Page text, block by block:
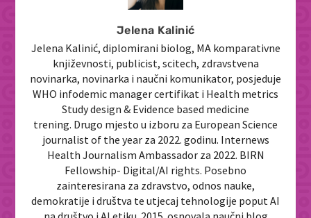
Jelena Kalinić
Jelena Kalinić, diplomirani biolog, MA komparativne
književnosti, publicist, scitech, zdravstvena
novinarka, novinarka i naučni komunikator, posjeduje
WHO infodemic manager certifikat i Health metrics
Study design & Evidence based medicine
trening. Drugo mjesto u izboru za European Science
journalist of the year za 2022. godinu. Internews
Health Journalism Ambassador za 2022. BIRN
Fellowship- Digital/AI rights. Posebno
zainteresirana za zdravstvo, odnos nauke,
demokratije i društva te utjecaj tehnologije poput AI